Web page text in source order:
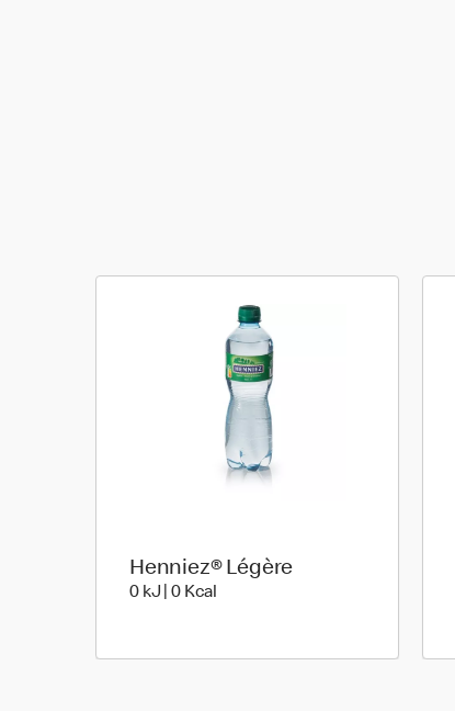
Henniez® Légère
0 kJ | 0 Kcal